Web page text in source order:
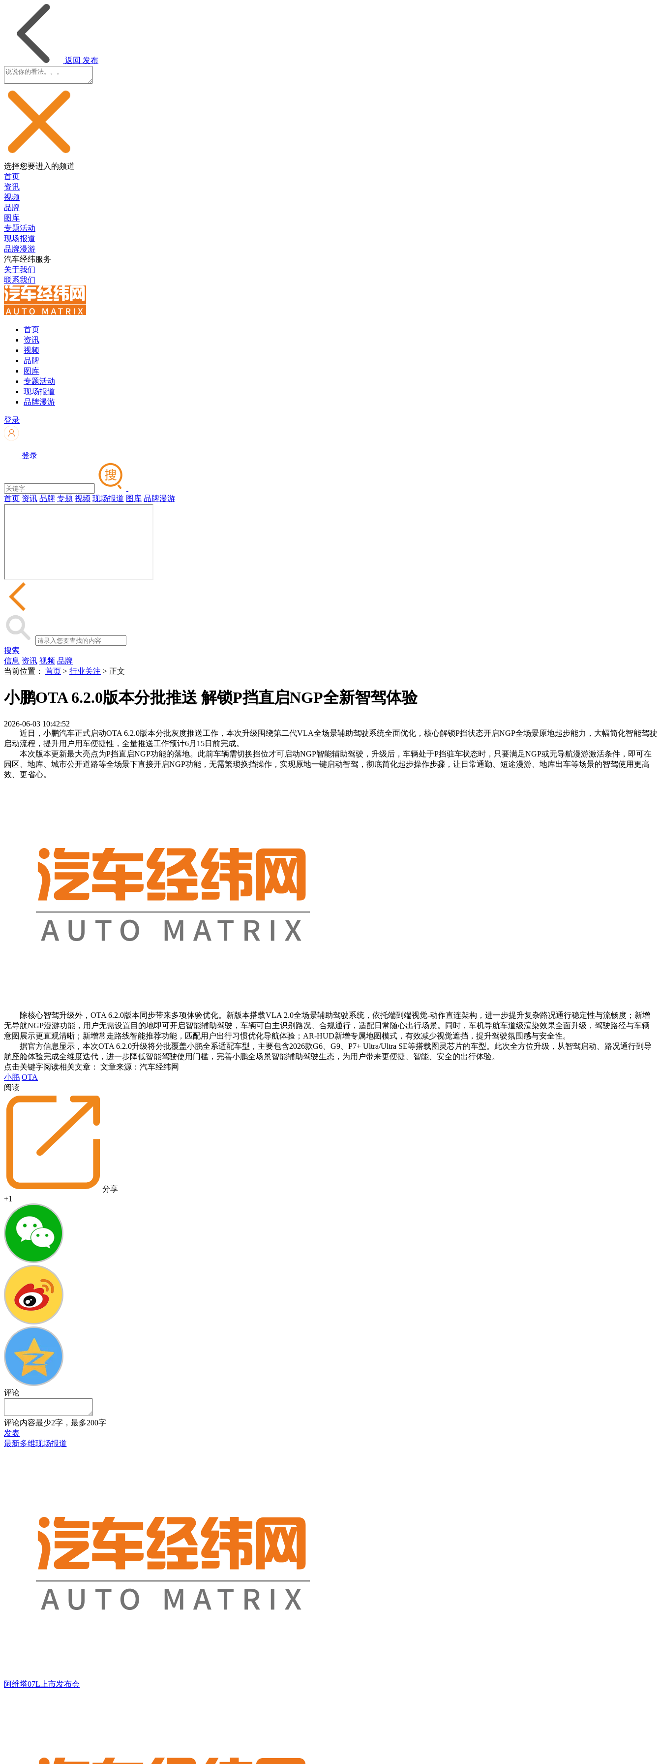
返回 发布
选择您要进入的频道
首页
资讯
视频
品牌
图库
专题活动
现场报道
品牌漫游
汽车经纬服务
关于我们
联系我们
首页
资讯
视频
品牌
图库
专题活动
现场报道
品牌漫游
登录
登录
首页 资讯 品牌 专题 视频 现场报道 图库 品牌漫游
搜索
信息 资讯 视频 品牌
当前位置： 首页 > 行业关注 > 正文
小鹏OTA 6.2.0版本分批推送 解锁P挡直启NGP全新智驾体验
2026-06-03 10:42:52
近日，小鹏汽车正式启动OTA 6.2.0版本分批灰度推送工作，本次升级围绕第二代VLA全场景辅助驾驶系统全面优化，核心解锁P挡状态开启NGP全场景原地起步能力，大幅简化智能驾驶
启动流程，提升用户用车便捷性，全量推送工作预计6月15日前完成。
本次版本更新最大亮点为P挡直启NGP功能的落地。此前车辆需切换挡位才可启动NGP智能辅助驾驶，升级后，车辆处于P挡驻车状态时，只要满足NGP或无导航漫游激活条件，即可在
园区、地库、城市公开道路等全场景下直接开启NGP功能，无需繁琐换挡操作，实现原地一键启动智驾，彻底简化起步操作步骤，让日常通勤、短途漫游、地库出车等场景的智驾使用更高
效、更省心。
除核心智驾升级外，OTA 6.2.0版本同步带来多项体验优化。新版本搭载VLA 2.0全场景辅助驾驶系统，依托端到端视觉-动作直连架构，进一步提升复杂路况通行稳定性与流畅度；新增
无导航NGP漫游功能，用户无需设置目的地即可开启智能辅助驾驶，车辆可自主识别路况、合规通行，适配日常随心出行场景。同时，车机导航车道级渲染效果全面升级，驾驶路径与车辆
意图展示更直观清晰；新增常走路线智能推荐功能，匹配用户出行习惯优化导航体验；AR-HUD新增专属地图模式，有效减少视觉遮挡，提升驾驶氛围感与安全性。
据官方信息显示，本次OTA 6.2.0升级将分批覆盖小鹏全系适配车型，主要包含2026款G6、G9、P7+ Ultra/Ultra SE等搭载图灵芯片的车型。此次全方位升级，从智驾启动、路况通行到导
航座舱体验完成全维度迭代，进一步降低智能驾驶使用门槛，完善小鹏全场景智能辅助驾驶生态，为用户带来更便捷、智能、安全的出行体验。
点击关键字阅读相关文章：
文章来源：汽车经纬网
小鹏 OTA
阅读
分享
+1
评论
评论内容最少2字，最多200字
发表
最新多维现场报道
阿维塔07L上市发布会